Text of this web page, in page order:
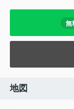
無
地図